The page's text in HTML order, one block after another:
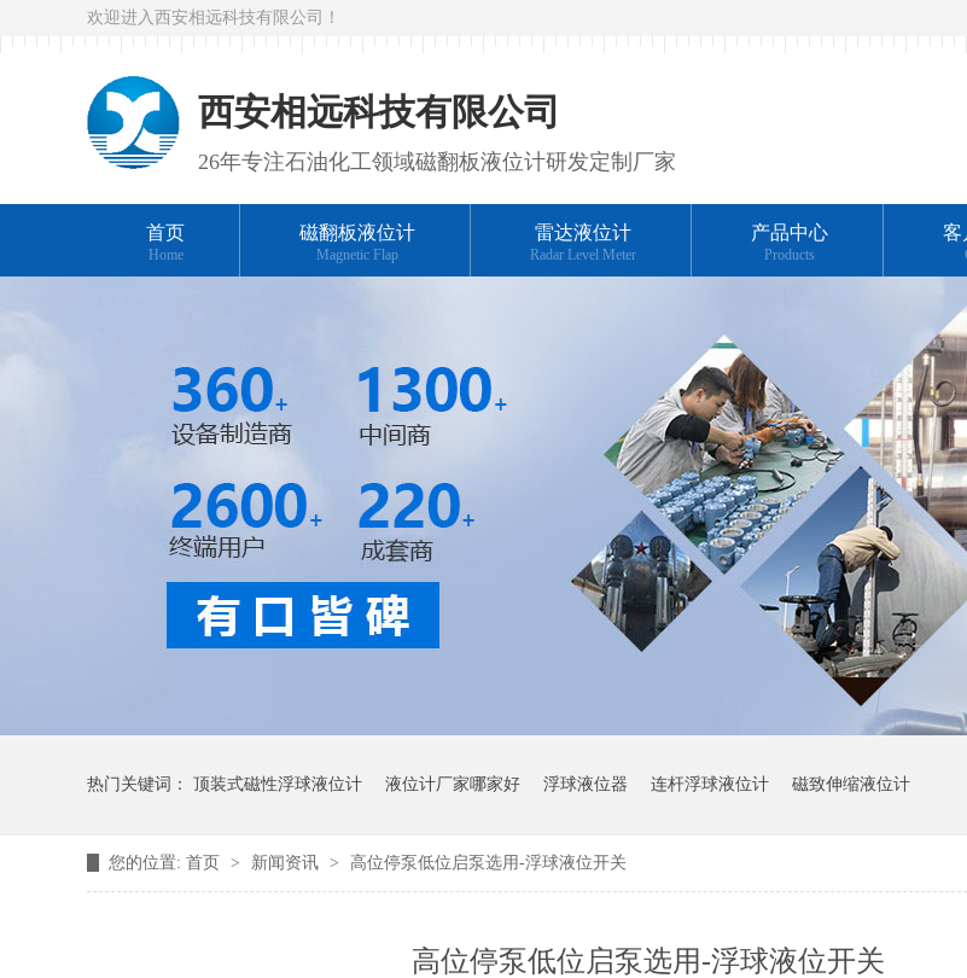
欢迎进入西安相远科技有限公司！
西安相远科技有限公司
26年专注石油化工领域磁翻板液位计研发定制厂家
首页
Home
磁翻板液位计
Magnetic Flap
雷达液位计
Radar Level Meter
产品中心
Products
客
热门关键词： 顶装式磁性浮球液位计 液位计厂家哪家好 浮球液位器 连杆浮球液位计 磁致伸缩液位计
您的位置: 首页 > 新闻资讯 > 高位停泵低位启泵选用-浮球液位开关
高位停泵低位启泵选用-浮球液位开关